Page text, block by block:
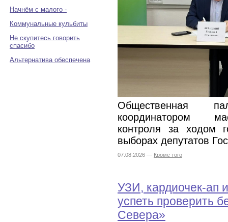
Начнём с малого -
Коммунальные кульбиты
Не скупитесь говорить
спасибо
Альтернатива обеспечена
Общественная
координатором
контроля за ходом
выборах депутатов
07.08.2026 — Кроме того
УЗИ, кардиочек-ап
успеть проверить
Севера»